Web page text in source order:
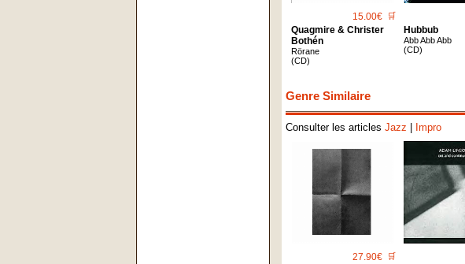
15.00€ 🛒
Quagmire & Christer
Bothén
Rörane
(CD)
Hubbub
Abb Abb Abb
(CD)
Genre Similaire
Consulter les articles Jazz Impro
27.90€ 🛒